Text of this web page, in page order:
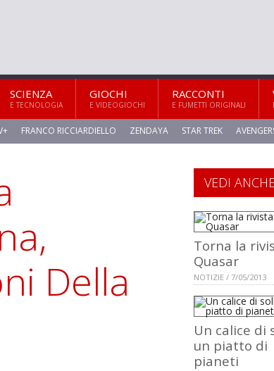
SCIENZA
E TECNOLOGIA
GIOCHI
E VIDEOGIOCHI
RACCONTI
E FUMETTI ORIGINALI
FRANCO RICCIARDIELLO ZENDAYA STAR TREK
Della
VEDI ANCHE
Torna la
Quasar
NOTIZIE / 7/05/2013
Un calice di
un piatto di
pianeti